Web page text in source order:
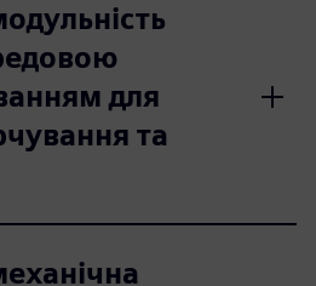
для
та